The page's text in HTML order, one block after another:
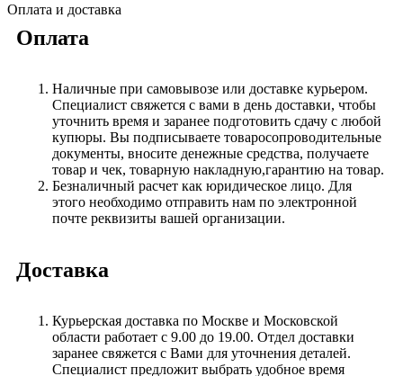
Оплата и доставка
Оплата
Наличные при самовывозе или доставке курьером.
Специалист свяжется с вами в день доставки, чтобы
уточнить время и заранее подготовить сдачу с любой
купюры. Вы подписываете товаросопроводительные
документы, вносите денежные средства, получаете
товар и чек, товарную накладную,гарантию на товар.
Безналичный расчет как юридическое лицо. Для
этого необходимо отправить нам по электронной
почте реквизиты вашей организации.
Доставка
Курьерская доставка по Москве и Московской
области работает с 9.00 до 19.00. Отдел доставки
заранее свяжется с Вами для уточнения деталей.
Специалист предложит выбрать удобное время